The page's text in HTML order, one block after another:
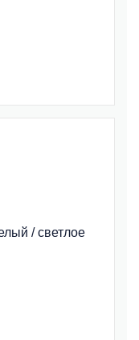
/ светлое